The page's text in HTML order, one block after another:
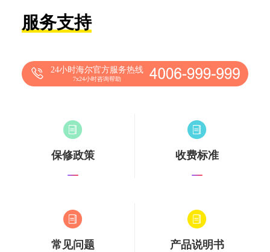
服务支持
24小时海尔官方服务热线
7x24小时咨询帮助
保修政策 收费标准
常见问题 产品说明书